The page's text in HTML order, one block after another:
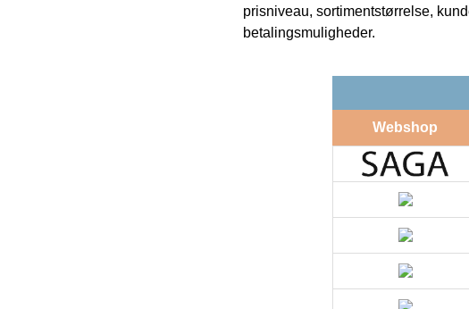
prisniveau, sortimentstørrelse,
betalingsmuligheder.
Webshop